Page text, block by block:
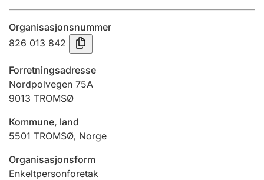
Innsending og forsinkelsesgebyr
Tinglysing
Jeger
Ektepaktveileder
Organisasjonsnummer
826 013 842
Forretningsadresse
Nordpolvegen 75A
9013 TROMSØ
Kommune, land
5501 TROMSØ, Norge
Organisasjonsform
Enkeltpersonforetak